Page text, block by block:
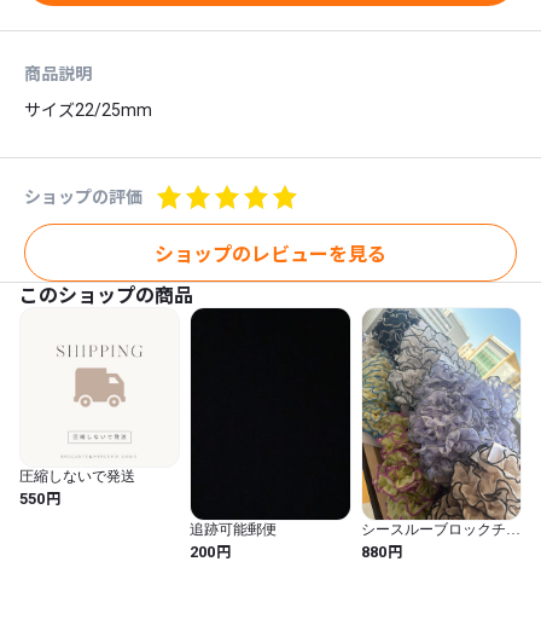
商品説明
サイズ22/25mm
ショップの評価
ショップのレビューを見る
このショップの商品
圧縮しないで発送
550円
追跡可能郵便
200円
シースルーブロックチェ
ックフリルリボン
880円